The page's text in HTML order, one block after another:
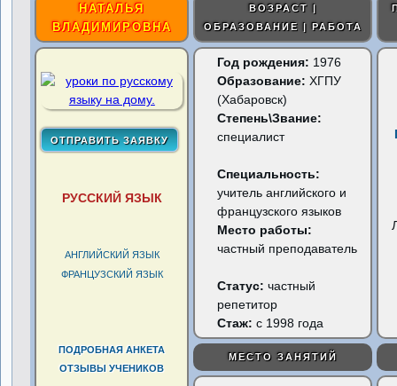
НАТАЛЬЯ
ВЛАДИМИРОВНА
ВОЗРАСТ |
ОБРАЗОВАНИЕ | РАБОТА
РУССКИЙ ЯЗЫК
АНГЛИЙСКИЙ ЯЗЫК
ФРАНЦУЗСКИЙ ЯЗЫК
ПОДРОБНАЯ АНКЕТА
ОТЗЫВЫ УЧЕНИКОВ
Год рождения: 1976
Образование: ХГПУ
(Хабаровск)
Степень\Звание:
специалист
Специальность:
учитель английского и
французского языков
Место работы:
частный преподаватель
Статус:частный
репетитор
Стаж: с 1998 года
МЕСТО ЗАНЯТИЙ